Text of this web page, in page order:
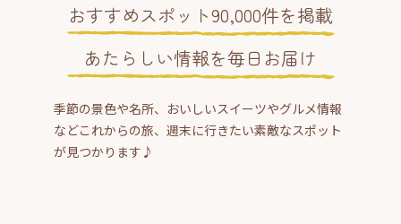
おすすめスポット90,000件を掲載
あたらしい情報を毎日お届け
季節の景色や名所、おいしいスイーツやグルメ情報
などこれからの旅、週末に行きたい素敵なスポット
が見つかります♪